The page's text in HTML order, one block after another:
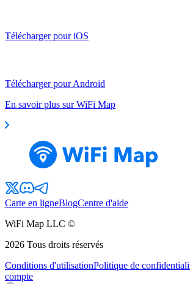
Télécharger pour iOS
Télécharger pour Android
En savoir plus sur WiFi Map
Carte en ligneBlogCentre d'aide
WiFi Map LLC ©
2026 Tous droits réservés
Conditions d'utilisationPolitique de
compte